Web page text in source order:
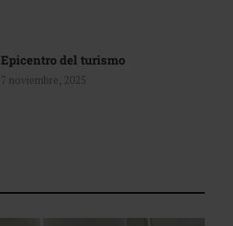
Epicentro del turismo
7 noviembre, 2025